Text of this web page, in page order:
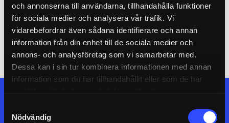
och annonserna till användarna, tillhandahålla funktioner
för sociala medier och analysera vår trafik. Vi
vidarebefordrar även sådana identifierare och annan
information från din enhet till de sociala medier och
annons- och analysföretag som vi samarbetar med.
Dessa kan i sin tur kombinera informationen med annan
information som du har tillhandahållit eller som de har
Nödvändig
Det kan bero på att eventet har tagits bort, ännu inte är släppt till
allmänheten, eller för närvarande endast är tillgängligt för
medlemmar.
Om du försöker boka biljetter under förhandsköp, vänligen säkerställ
att du är registrerad medlem och att du ärinloggadpå ditt konto.
När du har loggat in bör eventet vara tillgängligt för bokning.